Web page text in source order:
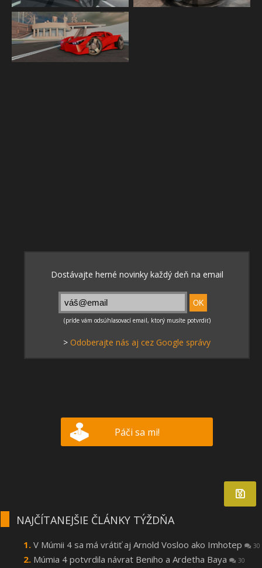
> Odoberajte nás aj cez Google správy
Páči sa mi!
NAJČÍTANEJŠIE ČLÁNKY TÝŽDŇA
V Múmii 4 sa má vrátiť aj Arnold Vosloo ako Imhotep 30
Múmia 4 potvrdila návrat Beniho a Ardetha Baya 30